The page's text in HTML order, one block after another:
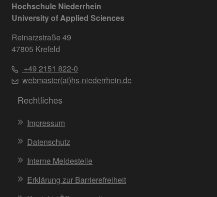
Hochschule Niederrhein
University of Applied Sciences
Reinarzstraße 49
47805 Krefeld
+49 2151 822-0
webmaster(at)hs-niederrhein.de
Rechtliches
Impressum
Datenschutz
Interne Meldestelle
Erklärung zur Barrierefreiheit